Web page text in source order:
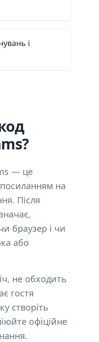
і
— це
на
Після
браузер і чи
або
не обходить
гостя
створіть
офіційне